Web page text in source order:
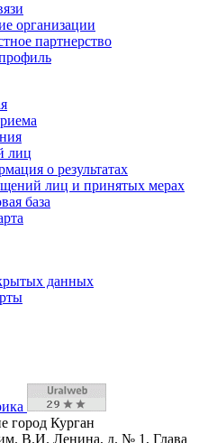
организации
партнерство
лиц
о результатах
лиц и принятых мерах
база
данных
город Курган
В.И. Ленина, д. № 1, Глава